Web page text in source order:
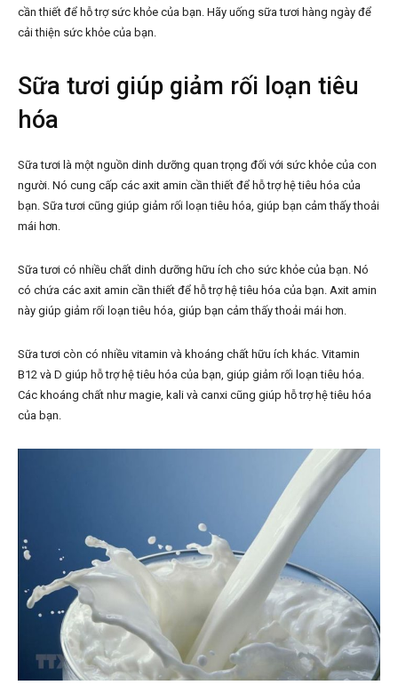
cần thiết để hỗ trợ sức khỏe của bạn. Hãy uống sữa tươi hàng ngày để
cải thiện sức khỏe của bạn.
Sữa tươi giúp giảm rối loạn tiêu
hóa
Sữa tươi là một nguồn dinh dưỡng quan trọng đối với sức khỏe của con
người. Nó cung cấp các axit amin cần thiết để hỗ trợ hệ tiêu hóa của
bạn. Sữa tươi cũng giúp giảm rối loạn tiêu hóa, giúp bạn cảm thấy thoải
mái hơn.
Sữa tươi có nhiều chất dinh dưỡng hữu ích cho sức khỏe của bạn. Nó
có chứa các axit amin cần thiết để hỗ trợ hệ tiêu hóa của bạn. Axit amin
này giúp giảm rối loạn tiêu hóa, giúp bạn cảm thấy thoải mái hơn.
Sữa tươi còn có nhiều vitamin và khoáng chất hữu ích khác. Vitamin
B12 và D giúp hỗ trợ hệ tiêu hóa của bạn, giúp giảm rối loạn tiêu hóa.
Các khoáng chất như magie, kali và canxi cũng giúp hỗ trợ hệ tiêu hóa
của bạn.